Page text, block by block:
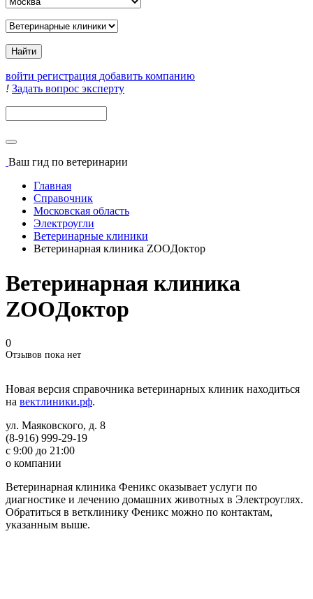
войти регистрация добавить компанию
! Задать вопрос эксперту
Ваш гид по ветеринарии
Главная
Справочник
Московская область
Электроугли
Ветеринарные клиники
Ветеринарная клиника ZOOДоктор
Ветеринарная клиника
ZOOДоктор
0
Отзывов пока нет
Новая версия справочника ветеринарных клиник находиться
на вектлиники.рф.
ул. Маяковского, д. 8
(8-916) 999-29-19
с 9:00 до 21:00
о компании
Ветеринарная клиника Феникс оказывает услуги по
диагностике и лечению домашних животных в Электроуглях.
Обратиться в ветклинику Феникс можно по контактам,
указанным выше.